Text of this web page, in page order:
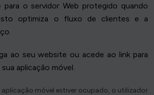
para o servidor Web protegido quando
optimiza o fluxo de clientes e a
ao seu website ou acede ao link para
aplicação móvel.
aplicação móvel estiver ocupado, o utilizador